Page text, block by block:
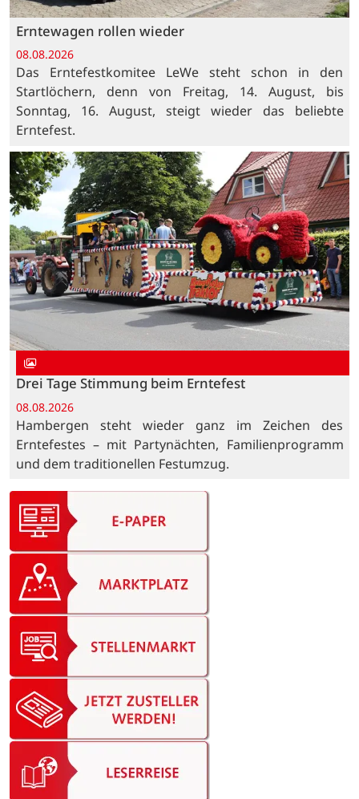
Erntewagen rollen wieder
08.08.2026
Das Erntefestkomitee LeWe steht schon in den
Startlöchern, denn von Freitag, 14. August, bis
Sonntag, 16. August, steigt wieder das beliebte
Erntefest.
Drei Tage Stimmung beim Erntefest
08.08.2026
Hambergen steht wieder ganz im Zeichen des
Erntefestes – mit Partynächten, Familienprogramm
und dem traditionellen Festumzug.